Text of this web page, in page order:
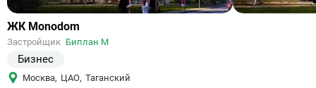
Ссылка
объект
ЖК Monodom
Застройщик Биплан М
Бизнес
Москва, ЦАО, Таганский